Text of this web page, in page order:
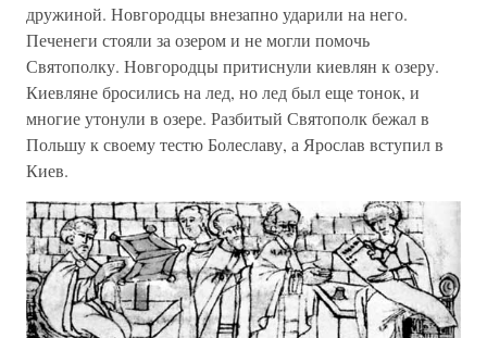
дружиной. Новгородцы внезапно ударили на него.
Печенеги стояли за озером и не могли помочь
Святополку. Новгородцы притиснули киевлян к озеру.
Киевляне бросились на лед, но лед был еще тонок, и
многие утонули в озере. Разбитый Святополк бежал в
Польшу к своему тестю Болеславу, а Ярослав вступил в
Киев.